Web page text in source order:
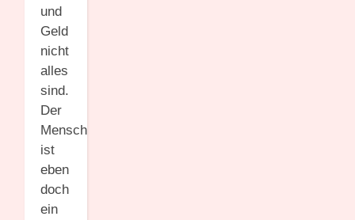
und
Geld
nicht
alles
sind.
Der
Mensch
ist
eben
doch
ein